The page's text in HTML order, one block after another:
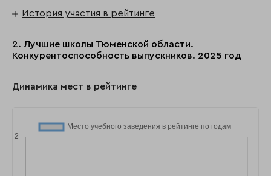
История участия в рейтинге
2. Лучшие школы Тюменской области.
Конкурентоспособность выпускников. 2025 год
Динамика мест в рейтинге